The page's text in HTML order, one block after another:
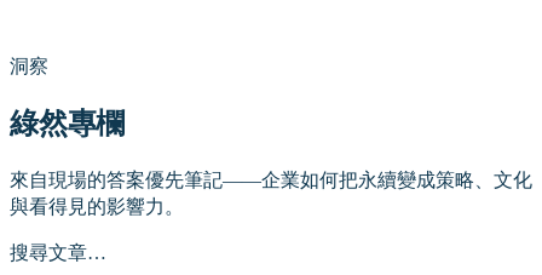
洞察
綠然專欄
來自現場的答案優先筆記——企業如何把永續變成策略、文化
與看得見的影響力。
搜尋文章…